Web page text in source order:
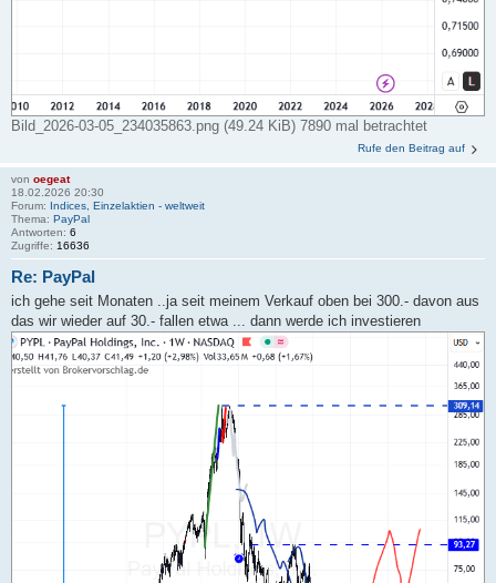
Bild_2026-03-05_234035863.png (49.24 KiB) 7890 mal betrachtet
Rufe den Beitrag auf
von oegeat
18.02.2026 20:30
Forum: Indices, Einzelaktien - weltweit
Thema: PayPal
Antworten: 6
Zugriffe: 16636
Re: PayPal
ich gehe seit Monaten ..ja seit meinem Verkauf oben bei 300.- davon aus
das wir wieder auf 30.- fallen etwa ... dann werde ich investieren